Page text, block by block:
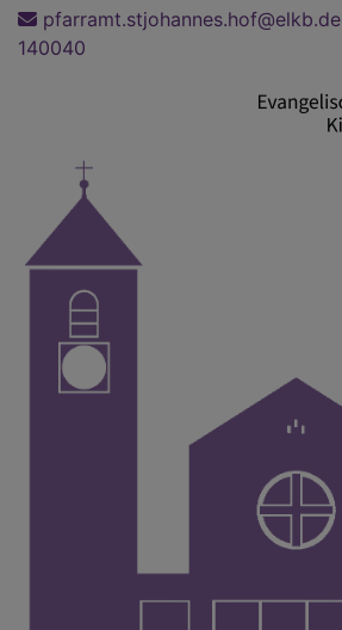
Direkt
zum
pfarramt.stjohannes.hof@elkb.de
140040